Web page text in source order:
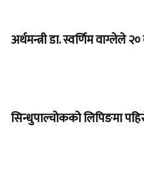
अर्थमन्त्री डा. स्वर्णिम
सिन्धुपाल्चोकको लिपिङमा